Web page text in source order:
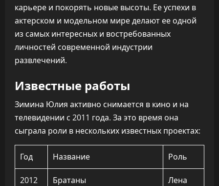
карьере и покорять новые высоты. Ее успехи в
актерском и модельном мире делают ее одной
из самых интересных и востребованных
личностей современной индустрии
развлечений.
Известные работы
Зимина Юлия активно снимается в кино и на
телевидении с 2011 года. За это время она
сыграла роли в нескольких известных проектах:
Год Название Роль
2012 Братаны Лена